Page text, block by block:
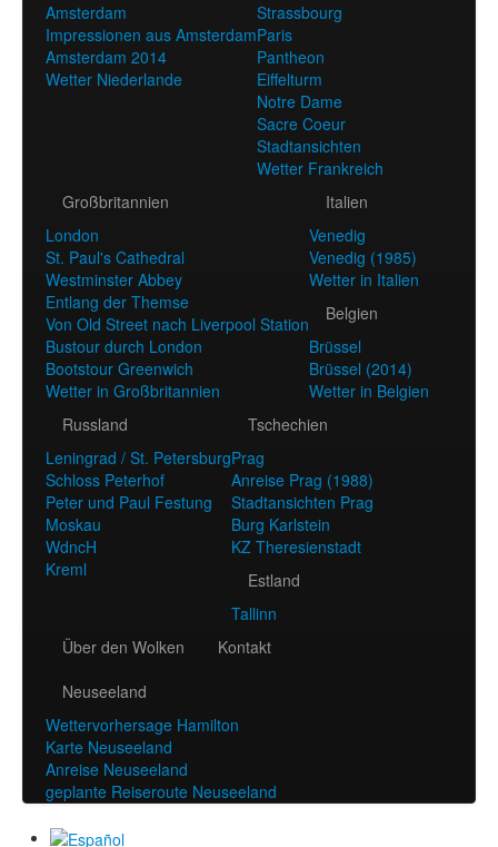
Amsterdam
Impressionen aus Amsterdam
Amsterdam 2014
Wetter Niederlande
Strassbourg
Paris
Pantheon
Eiffelturm
Notre Dame
Sacre Coeur
Stadtansichten
Wetter Frankreich
Großbritannien
London
St. Paul's Cathedral
Westminster Abbey
Entlang der Themse
Von Old Street nach Liverpool Station
Bustour durch London
Bootstour Greenwich
Wetter in Großbritannien
Italien
Venedig
Venedig (1985)
Wetter in Italien
Belgien
Brüssel
Brüssel (2014)
Wetter in Belgien
Russland
Leningrad / St. Petersburg
Schloss Peterhof
Peter und Paul Festung
Moskau
WdncH
Kreml
Tschechien
Prag
Anreise Prag (1988)
Stadtansichten Prag
Burg Karlstein
KZ Theresienstadt
Estland
Tallinn
Über den Wolken
Kontakt
Neuseeland
Wettervorhersage Hamilton
Karte Neuseeland
Anreise Neuseeland
geplante Reiseroute Neuseeland